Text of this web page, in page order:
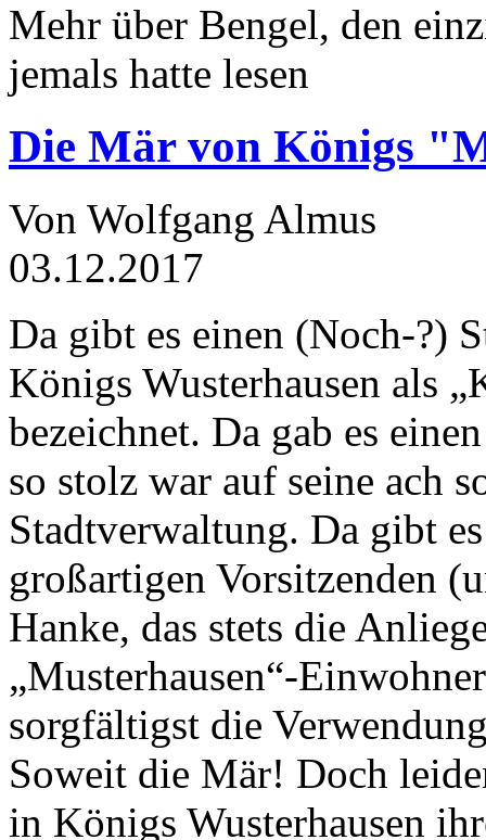
Mehr über Bengel, den
jemals hatte lesen
Die Mär von Königs
Von Wolfgang Almus
03.12.2017
Da gibt es einen (Noch-?)
Königs Wusterhausen als
bezeichnet. Da gab es
so stolz war auf seine ach
Stadtverwaltung. Da gibt
großartigen Vorsitzenden
Hanke, das stets die
„Musterhausen“-
sorgfältigst die
Soweit die Mär! Doch
in Königs Wusterhausen